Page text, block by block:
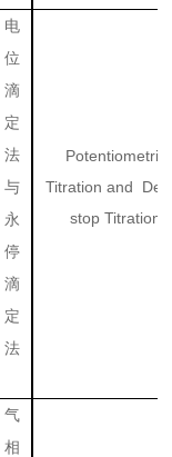
电
位
滴
定
法
与
永
停
滴
定
法
Potentiometric
Titration and
stop Titration
气
相